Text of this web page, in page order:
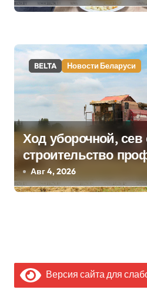
BELTA Новости Беларуси
Ход уборочной,
строительство
Лукашенко
Минсельхозпрода
Авг 4, 2026
Версия сайта для